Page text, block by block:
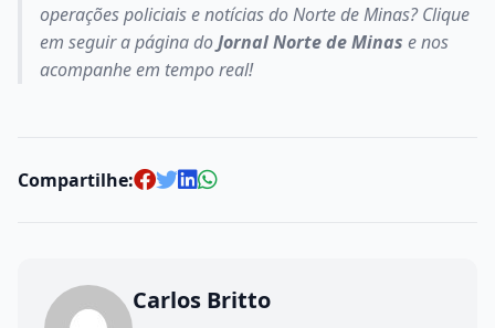
operações policiais e notícias do Norte de Minas? Clique
em seguir a página doJornal Norte de Minas e nos
acompanhe em tempo real!
Compartilhe:
Carlos Britto